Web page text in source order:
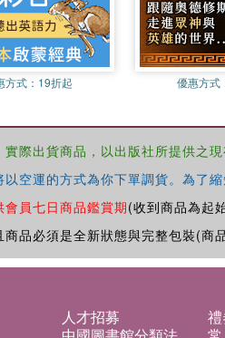
方式： 19折起 優惠方式
際出貨商品，以出版社所提供之
空運的方式為你下單調貨。為了
會員七日商品鑑賞期(收到商品為起
品必須是全新狀態與完整包裝(商
人才招募